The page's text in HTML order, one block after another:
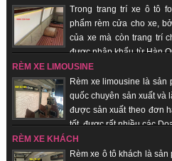
Trong trang trí xe ô tô
phẩm rèm cửa cho xe,
của xe mà còn trang trí
được nhập khẩu từ Hàn
giao hàng nhanh, uy tín, chất lượng, giá
RÈM XE LIMOUSINE
Rèm xe limousine là sản
quốc chuyên sản xuất và
được sản xuất theo đơn
tốt, được rất nhiều các
hàng nhanh, uy tín, chất lượng.
RÈM XE KHÁCH
Rèm xe ô tô khách là